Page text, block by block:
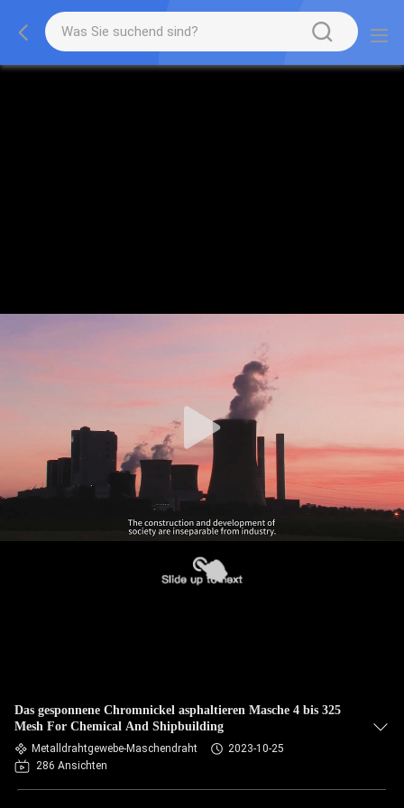
Das gesponnene Chromnickel asphaltieren Masche 4 bis 325
Mesh For Chemical And Shipbuilding
Metalldrahtgewebe-Maschendraht
2023-10-25
286 Ansichten